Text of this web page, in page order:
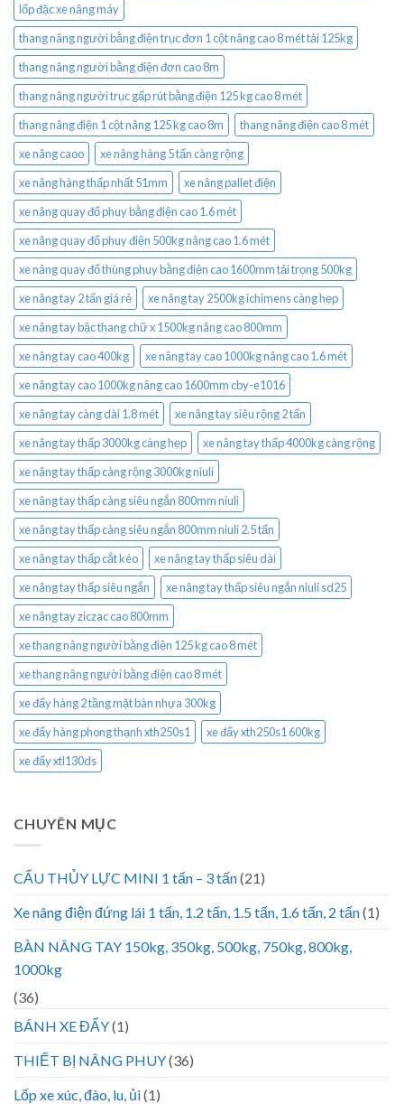
lốp đặc xe nâng máy
thang nâng người bằng điện trục đơn 1 cột nâng cao 8 mét tải 125kg
thang nâng người bằng điện đơn cao 8m
thang nâng người trục gấp rút bằng điện 125 kg cao 8 mét
thang nâng điện 1 cột nâng 125 kg cao 8m
thang nâng điện cao 8 mét
xe nâng caoo
xe nâng hàng 5 tấn càng rộng
xe nâng hàng thấp nhất 51mm
xe nâng pallet điện
xe nâng quay đổ phuy bằng điện cao 1.6 mét
xe nâng quay đổ phuy điện 500kg nâng cao 1.6 mét
xe nâng quay đổ thùng phuy bằng điện cao 1600mm tải trọng 500kg
xe nâng tay 2 tấn giá rẻ
xe nâng tay 2500kg ichimens càng hẹp
xe nâng tay bậc thang chữ x 1500kg nâng cao 800mm
xe nâng tay cao 400kg
xe nâng tay cao 1000kg nâng cao 1.6 mét
xe nâng tay cao 1000kg nâng cao 1600mm cby-e1016
xe nâng tay càng dài 1.8 mét
xe nâng tay siêu rộng 2 tấn
xe nâng tay thấp 3000kg càng hẹp
xe nâng tay thấp 4000kg càng rộng
xe nâng tay thấp càng rộng 3000kg niuli
xe nâng tay thấp càng siêu ngắn 800mm niuli
xe nâng tay thấp càng siêu ngắn 800mm niuli 2.5 tấn
xe nâng tay thấp cắt kéo
xe nâng tay thấp siêu dài
xe nâng tay thấp siêu ngắn
xe nâng tay thấp siêu ngắn niuli sd25
xe nâng tay ziczac cao 800mm
xe thang nâng người bằng điện 125 kg cao 8 mét
xe thang nâng người bằng điện cao 8 mét
xe đẩy hàng 2 tầng mặt bàn nhựa 300kg
xe đẩy hàng phong thạnh xth250s1
xe đẩy xth250s1 600kg
xe đẩy xtl130ds
CHUYÊN MỤC
CẨU THỦY LỰC MINI 1 tấn – 3 tấn(21)
Xe nâng điện đứng lái 1 tấn, 1.2 tấn, 1.5 tấn, 1.6 tấn, 2 tấn(1)
BÀN NÂNG TAY 150kg, 350kg, 500kg, 750kg, 800kg,
1000kg
(36)
BÁNH XE ĐẨY(1)
THIẾT BỊ NÂNG PHUY(36)
Lốp xe xúc, đào, lu, ủi(1)